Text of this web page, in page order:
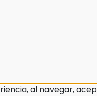
al navegar,